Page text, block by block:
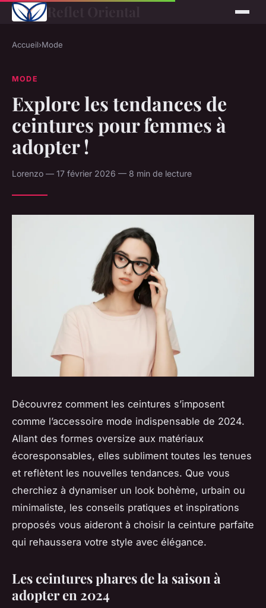
Reflet Oriental
Accueil›Mode
MODE
Explore les tendances de
ceintures pour femmes à
adopter !
Lorenzo — 17 février 2026 — 8 min de lecture
Découvrez comment les ceintures s’imposent
comme l’accessoire mode indispensable de 2024.
Allant des formes oversize aux matériaux
écoresponsables, elles subliment toutes les tenues
et reflètent les nouvelles tendances. Que vous
cherchiez à dynamiser un look bohème, urbain ou
minimaliste, les conseils pratiques et inspirations
proposés vous aideront à choisir la ceinture parfaite
qui rehaussera votre style avec élégance.
Les ceintures phares de la saison à
adopter en 2024